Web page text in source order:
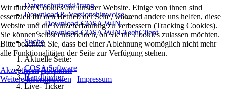
Datenschutzerklärung
Download & Versionshinweise
Download COSA WIN
Download COSA WIN-TechClient
Suche
Aktuelle Seite:
COSA Software
Handbücher
Live- Ticker
Wir nutzen Cookies auf unserer Website. Einige von ihnen sind
essenziell für den Betrieb der Seite, während andere uns helfen, diese
Website und die Nutzererfahrung zu verbessern (Tracking Cookies).
Sie können selbst entscheiden, ob Sie die Cookies zulassen möchten.
Bitte beachten Sie, dass bei einer Ablehnung womöglich nicht mehr
alle Funktionalitäten der Seite zur Verfügung stehen.
AkzeptierenAblehnen
Weitere Informationen | Impressum